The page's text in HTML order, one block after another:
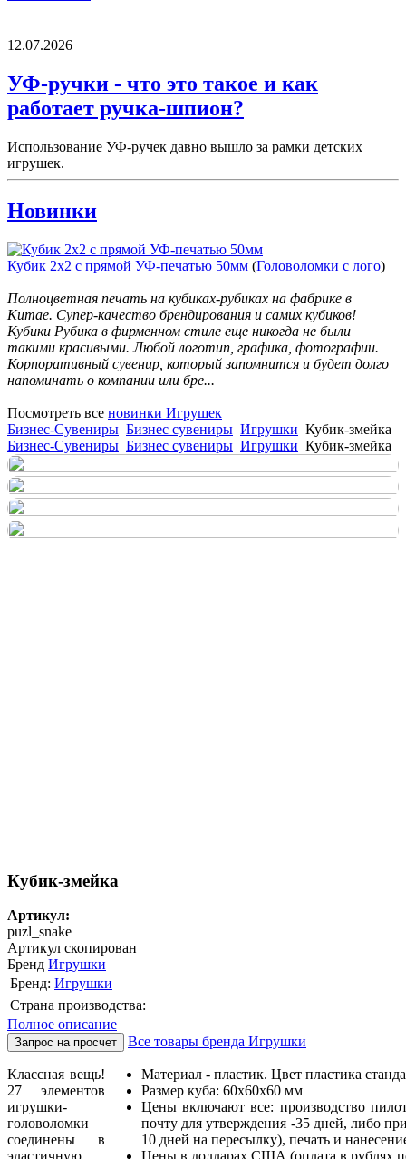
12.07.2026
УФ-ручки - что это такое и как
работает ручка-шпион?
Использование УФ-ручек давно вышло за рамки детских
игрушек.
Новинки
Кубик 2х2 с прямой УФ-печатью 50мм (Головоломки с лого)
Полноцветная печать на кубиках-рубиках на фабрике в
Китае. Супер-качество брендирования и самих кубиков!
Кубики Рубика в фирменном стиле еще никогда не были
такими красивыми. Любой логотип, графика, фотографии.
Корпоративный сувенир, который запомнится и будет долго
напоминать о компании или бре...
Посмотреть все новинки Игрушек
Бизнес-Сувениры Бизнес сувениры Игрушки Кубик-змейка
Бизнес-Сувениры Бизнес сувениры Игрушки Кубик-змейка
Кубик-змейка
Артикул:
puzl_snake
Артикул скопирован
Бренд Игрушки
Бренд: Игрушки
Страна производства:
Полное описание
Запрос на просчет Все товары бренда Игрушки
Классная вещь!
27 элементов
игрушки-
головоломки
соединены в
Материал - пластик. Цвет пластика
Размер куба: 60х60х60 мм
Цены включают все: производство
почту для утверждения -35 дней, либо
10 дней на пересылку), печать и